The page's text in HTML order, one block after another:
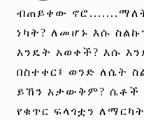
ብጠይቀው
ነካት? ለመሆኑ እሱ
እንዴት አወቀች? እሱ
በስተቀር፤ ወንድ ለሴት
ይኸን አታውቅም? ሴቶች
የቁጥር ፍላጎቷን